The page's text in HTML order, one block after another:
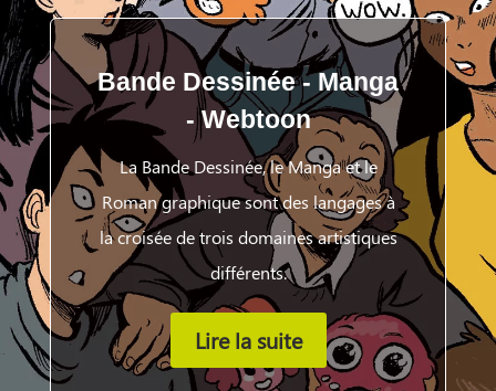
Bande Dessinée - Manga
- Webtoon
La Bande Dessinée, le Manga et le
Roman graphique sont des langages à
la croisée de trois domaines artistiques
différents.
Lire la suite